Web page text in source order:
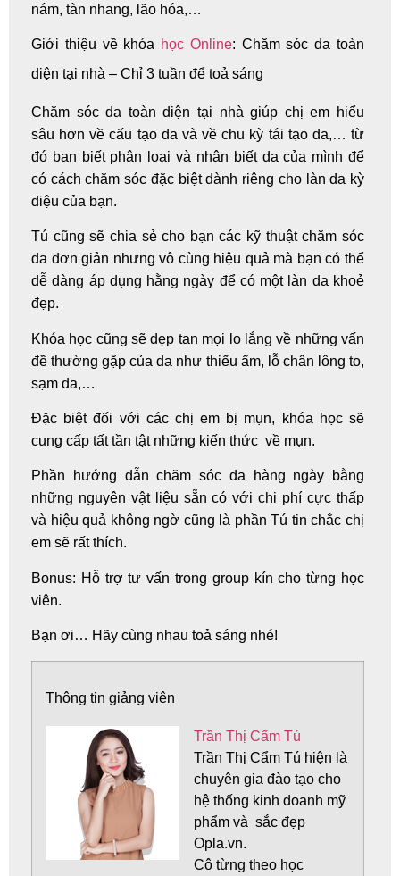
nám, tàn nhang, lão hóa,…
Giới thiệu về khóa học Online: Chăm sóc da toàn
diện tại nhà – Chỉ 3 tuần để toả sáng
Chăm sóc da toàn diện tại nhà giúp chị em hiểu
sâu hơn về cấu tạo da và về chu kỳ tái tạo da,… từ
đó bạn biết phân loại và nhận biết da của mình để
có cách chăm sóc đặc biệt dành riêng cho làn da kỳ
diệu của bạn.
Tú cũng sẽ chia sẻ cho bạn các kỹ thuật chăm sóc
da đơn giản nhưng vô cùng hiệu quả mà bạn có thể
dễ dàng áp dụng hằng ngày để có một làn da khoẻ
đẹp.
Khóa học cũng sẽdẹp tan mọi lo lắng về những vấn
đềthường gặp của da như thiếu ẩm, lỗ chân lông to,
sạm da,…
Đặc biệt đối với các chị em bị mụn, khóa học sẽ
cung cấp tất tần tật những kiến thức về mụn.
Phần hướng dẫn chăm sóc da hàng ngày bằng
những nguyên vật liệu sẵn có với chi phí cực thấp
và hiệu quả không ngờ cũng là phần Tú tin chắc chị
em sẽ rất thích.
Bonus: Hỗ trợ tư vấn trong group kín cho từng học
viên.
Bạn ơi… Hãy cùng nhau toả sáng nhé!
Thông tin giảng viên
Trần Thị Cẩm Tú
Trần Thị Cẩm Tú hiện là
chuyên gia đào tạo cho
hệ thống kinh doanh mỹ
phẩm và sắc đẹp
Opla.vn.
Cô từng theo học